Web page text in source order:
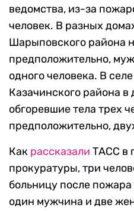
ведомства, из-за
человек. В разных
Шарыповского района
предположительно,
одного человека. В
Казачинского района
обгоревшие тела трех
предположительно,
Как рассказали ТАСС в
прокуратуры, три
больницу после
один мужчина и две